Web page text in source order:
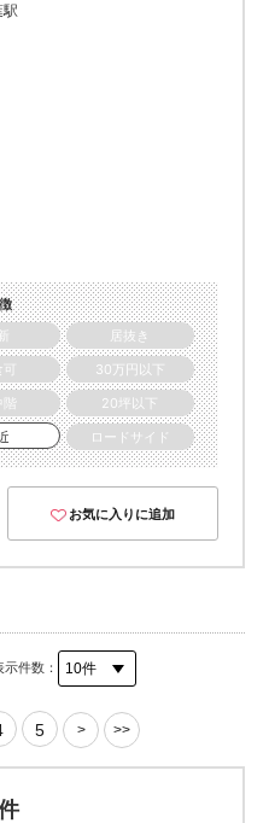
居抜き
30万円以下
階
20坪以下
ロードサイド
お気に入りに追加
示件数：
5 > >>